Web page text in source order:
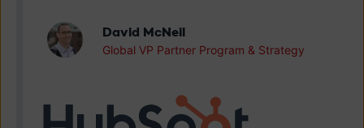
David McNeil
Global VP Partner Program & Strategy